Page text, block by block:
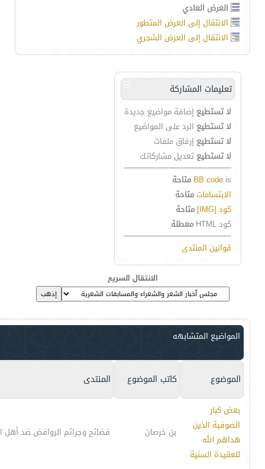
العرض العادي
الانتقال إلى العرض المتطور
الانتقال إلى العرض الشجري
تعليمات المشاركة
لا تستطيع إضافة مواضيع جديدة
لا تستطيع الرد على المواضيع
لا تستطيع إرفاق ملفات
لا تستطيع تعديل مشاركاتك
BB code is
متاحة
الابتساماتمتاحة
كود [IMG]
متاحة
كود HTML
معطلة
قوانين المنتدى
الانتقال السريع
المواضيع المتشابهه
الموضوع كاتب الموضوع المنتدى
بعض كبار
الصوفية الذين
هداهم الله
للعقيدة السنية
بن خرصان فضائح وجرائم الروافض ضد أهل